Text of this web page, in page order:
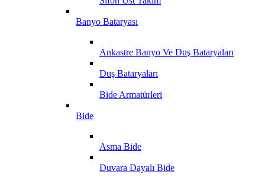
Banyo Bataryası
Ankastre Banyo Ve Duş Bataryaları
Duş Bataryaları
Bide Armatürleri
Bide
Asma Bide
Duvara Dayalı Bide